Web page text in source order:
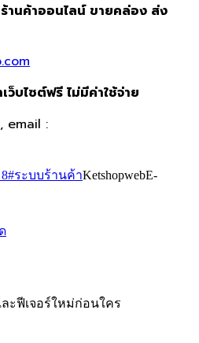
านค้าออนไลน์ ขายคล่อง ส่ง
ว็บไซต์ฟรี ไม่มีค่าใช้จ่าย
email :
#ระบบร้านค้าKetshopwebE-
ละฟีเจอร์ใหม่ก่อนใคร